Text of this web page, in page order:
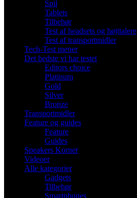
Spil
Tablets
Tilbehør
Test af headsets og højttalere
Test af transportmidler
Tech-Test mener
Det bedste vi har testet
Editors choice
Platinum
Gold
Silver
Bronze
Transportmidler
Feature og guides
Feature
Guides
Speakers Korner
Videoer
Alle kategorier
Gadgets
Tilbehør
Smartphones